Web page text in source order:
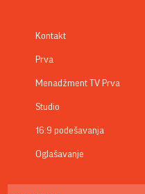
Kontakt
Prva
Menadžment TV Prva
Studio
16:9 podešavanja
Oglašavanje